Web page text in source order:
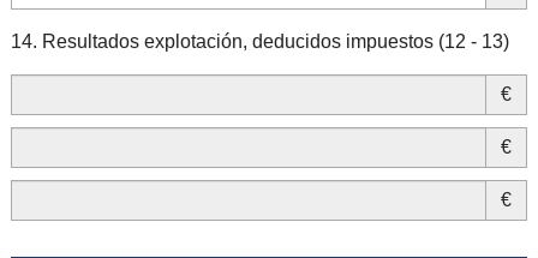
14. Resultados explotación, deducidos impuestos (12 - 13)
€
€
€